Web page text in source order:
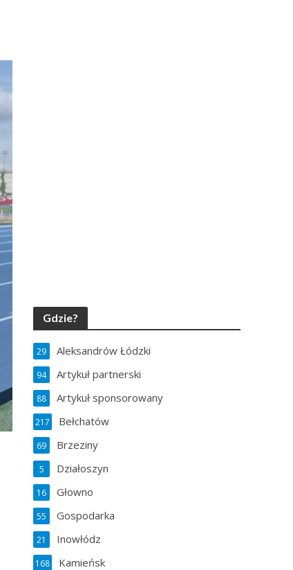
Gdzie?
Aleksandrów Łódzki
29
Artykuł partnerski
94
Artykuł sponsorowany
88
Bełchatów
217
Brzeziny
69
Działoszyn
5
Głowno
16
Gospodarka
55
Inowłódz
21
Kamieńsk
168